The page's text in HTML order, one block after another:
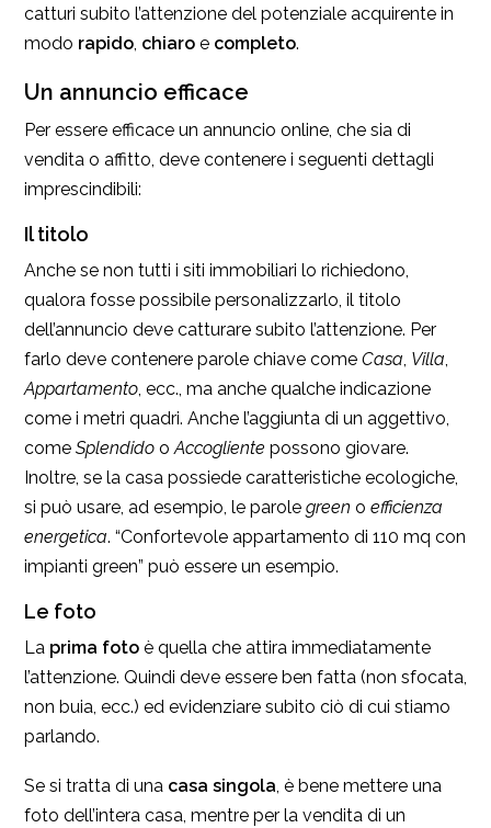
catturi subito l’attenzione del potenziale acquirente in
modo rapido, chiaro e completo.
Un annuncio efficace
Per essere efficace un annuncio online, che sia di
vendita o affitto, deve contenere i seguenti dettagli
imprescindibili:
Il titolo
Anche se non tutti i siti immobiliari lo richiedono,
qualora fosse possibile personalizzarlo, il titolo
dell’annuncio deve catturare subito l’attenzione. Per
farlo deve contenere parole chiave come Casa, Villa,
Appartamento, ecc., ma anche qualche indicazione
come i metri quadri. Anche l’aggiunta di un aggettivo,
come Splendido oAccogliente possono giovare.
Inoltre, se la casa possiede caratteristiche ecologiche,
si può usare, ad esempio, le parole green o efficienza
energetica. “Confortevole appartamento di 110 mq con
impianti green” può essere un esempio.
Le foto
La prima foto è quella che attira immediatamente
l’attenzione. Quindi deve essere ben fatta (non sfocata,
non buia, ecc.) ed evidenziare subito ciò di cui stiamo
parlando.
Se si tratta di una casa singola, è bene mettere una
foto dell’intera casa, mentre per la vendita di un